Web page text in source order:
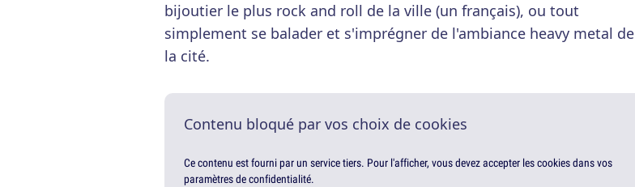
bijoutier le plus rock and roll de la ville (un français), ou tout
simplement se balader et s'imprégner de l'ambiance heavy metal de
la cité.
Contenu bloqué par vos choix de cookies
Ce contenu est fourni par un service tiers. Pour l'afficher, vous devez accepter les cookies dans vos
paramètres de confidentialité.